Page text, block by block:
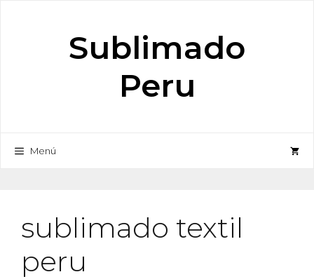
Sublimado
Peru
Menú
sublimado textil
peru